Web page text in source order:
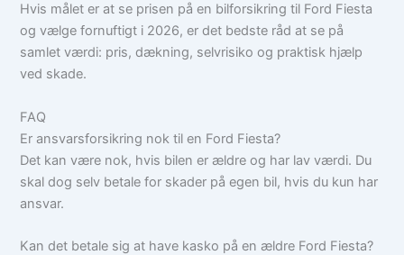
Hvis målet er at se prisen på en bilforsikring til Ford Fiesta
og vælge fornuftigt i 2026, er det bedste råd at se på
samlet værdi: pris, dækning, selvrisiko og praktisk hjælp
ved skade.
FAQ
Er ansvarsforsikring nok til en Ford Fiesta?
Det kan være nok, hvis bilen er ældre og har lav værdi. Du
skal dog selv betale for skader på egen bil, hvis du kun har
ansvar.
Kan det betale sig at have kasko på en ældre Ford Fiesta?